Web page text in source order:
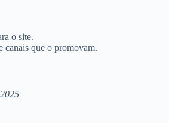
o site.
canais que o promovam.